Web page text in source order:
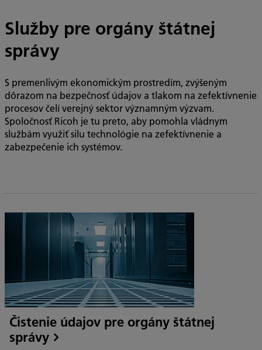
Služby pre orgány štátnej
správy
S premenlivým ekonomickým prostredím, zvýšeným
dôrazom na bezpečnosť údajov a tlakom na zefektívnenie
procesov čelí verejný sektor významným výzvam.
Spoločnosť Ricoh je tu preto, aby pomohla vládnym
službám využiť silu technológie na zefektívnenie a
zabezpečenie ich systémov.
Čistenie údajov pre orgány štátnej
správy